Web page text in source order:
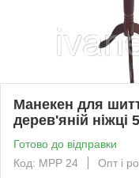
Манекен для
дерев'яній ніжці
Готово до відправки
Код: МРР 24
Опт і